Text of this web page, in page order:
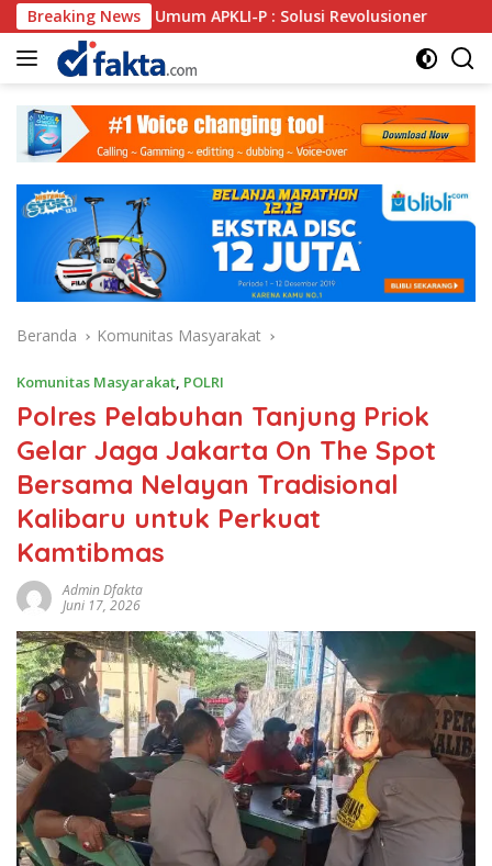
Langsung
ke
konten
Breaking News
Umum APKLI-P : Solusi Revolusioner Oknum SPSI
Beranda Komunitas Masyarakat
Komunitas Masyarakat, POLRI
Polres Pelabuhan Tanjung Priok
Gelar Jaga Jakarta On The Spot
Bersama Nelayan Tradisional
Kalibaru untuk Perkuat
Kamtibmas
Admin Dfakta
Juni 17, 2026